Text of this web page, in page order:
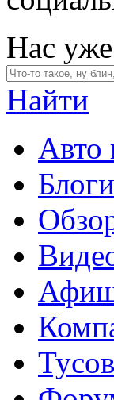
Нас уже
Найти
Авто
Блоги